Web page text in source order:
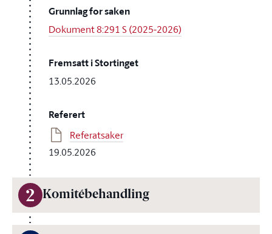
Grunnlag for saken
Dokument 8:291 S (2025-2026)
Fremsatt i Stortinget
13.05.2026
Referert
Referatsaker
19.05.2026
2 Komitébehandling